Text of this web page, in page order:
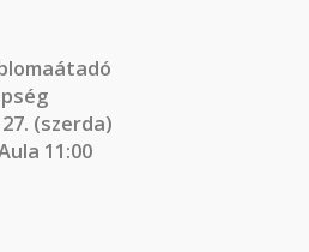
(szerda)
11:00